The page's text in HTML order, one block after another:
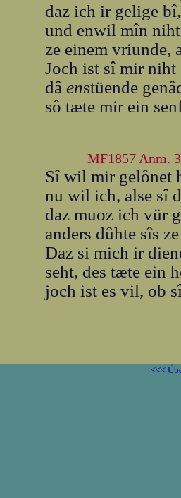
daz ich ir gelige bî,
und enwil mîn
ze einem vriunde,
Joch ist sî mir niht
dâ enstüende
sô tæte mir ein
MF1857 Anm.
Sî wil mir gelônet
nu wil ich, alse sî
daz muoz ich vür
anders dûhte sîs
Daz si mich ir
seht, des tæte ein
joch ist es vil, ob
<<<